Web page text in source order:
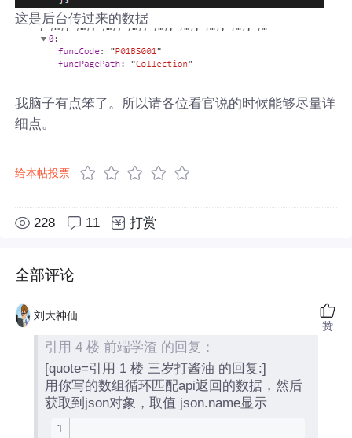
这是后台传过来的数据
我脑子有点笨了。所以请各位看官说的时候能够尽量详
细点。
给本帖投票
228 11 打赏
全部评论
刘大神仙
引用 4 楼 前端学渣 的回复：
[quote=引用 1 楼 三岁打酱油 的回复:]
用你写的数组循环匹配api返回的数据，然后
获取到json对象，取值 json.name显示
赞